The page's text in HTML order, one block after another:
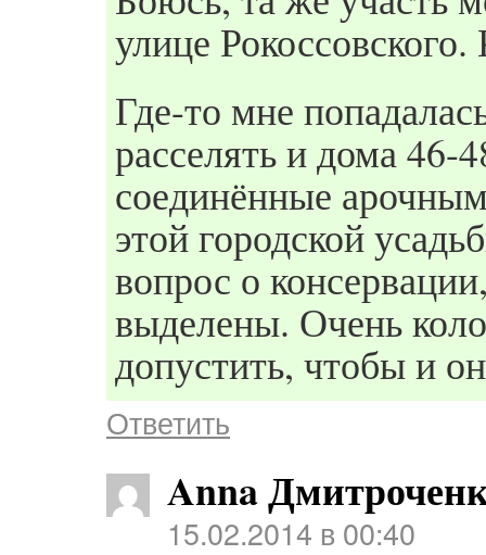
улице
Где-то мне
расселять и дома
соединённые
этой городской
вопрос о
выделены. Очень
допустить, чтобы и
Ответить
Anna
15.02.2014 в 00:40